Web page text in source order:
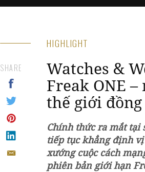
HIGHLIGHT
Watches &
Freak ONE
thế giới
Chính thức ra mắt tại
tiếp tục khẳng định
xướng cuộc cách
phiên bản giới hạn
SHARE